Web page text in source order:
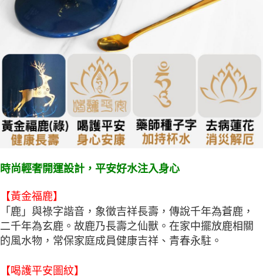
時尚輕奢開運設計，平安好水注入身心
【黃金福鹿】
「鹿」與祿字諧音，象徵吉祥長壽，傳說千年為蒼鹿，
二千年為玄鹿。故鹿乃長壽之仙獸。在家中擺放鹿相關
的風水物，常保家庭成員健康吉祥、青春永駐。
【喝護平安圖紋】